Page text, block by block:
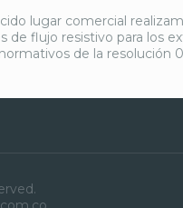
lugar comercial
de flujo resistivo para los
de la resolución